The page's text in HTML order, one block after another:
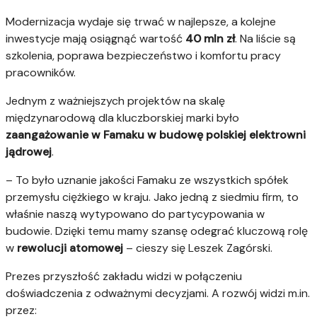
Modernizacja wydaje się trwać w najlepsze, a kolejne
inwestycje mają osiągnąć wartość 40 mln zł. Na liście są
szkolenia, poprawa bezpieczeństwo i komfortu pracy
pracowników.
Jednym z ważniejszych projektów na skalę
międzynarodową dla kluczborskiej marki było
zaangażowanie w Famaku w budowę polskiej elektrowni
jądrowej.
– To było uznanie jakości Famaku ze wszystkich spółek
przemysłu ciężkiego w kraju. Jako jedną z siedmiu firm, to
właśnie naszą wytypowano do partycypowania w
budowie. Dzięki temu mamy szansę odegrać kluczową rolę
w rewolucji atomowej – cieszy się Leszek Zagórski.
Prezes przyszłość zakładu widzi w połączeniu
doświadczenia z odważnymi decyzjami. A rozwój widzi m.in.
przez: